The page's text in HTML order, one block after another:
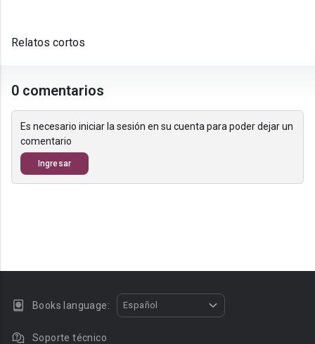
Relatos cortos
0 comentarios
Es necesario iniciar la sesión en su cuenta para poder dejar un
comentario
Ingresar
Books language: Español
Soporte técnico